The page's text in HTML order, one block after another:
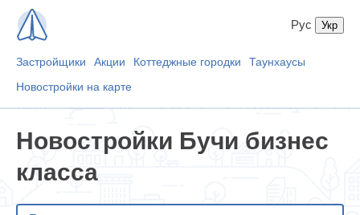
Застройщики Акции Коттеджные городки
Таунхаусы
Новостройки на карте
Рус
Новостройки Бучи бизнес
класса